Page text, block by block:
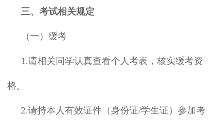
三、考试相关规定
（一）缓考
1.请相关同学认真查看个人考表，核实缓考资
格。
2.请持本人有效证件（身份证/学生证）参加考